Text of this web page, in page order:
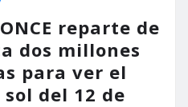
reparte de
dos millones
para ver el
del 12 de